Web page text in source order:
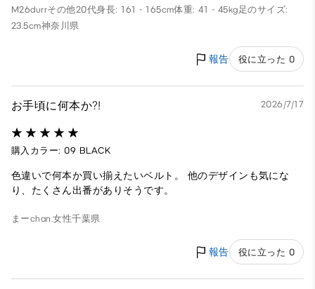
M26durrその他20代身長: 161 - 165cm体重: 41 - 45kg足のサイズ:
23.5cm神奈川県
報告 役に立った 0
お手頃に何本か⁈ 2026/7/17
購入カラー: 09 BLACK
色違いで何本か買い揃えたいベルト。 他のデザインも気にな
り、たくさん出番がありそうです。
まーchan.女性千葉県
報告 役に立った 0